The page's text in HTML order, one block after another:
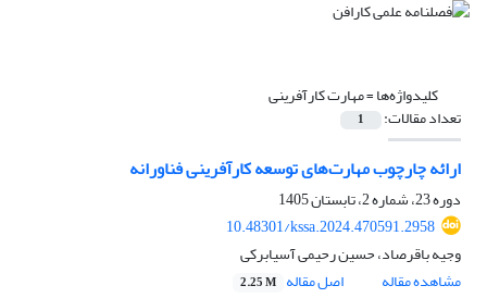
کلیدواژه‌ها =مهارت‌ کارآفرینی
تعداد مقالات: 1
ارائه چارچوب مهارت‌های توسعه کارآفرینی فناورانه
دوره 23، شماره 2، تابستان 1405
10.48301/kssa.2024.470591.2958
وجیه باقرصاد، حسین رحیمی آسیابرکی
مشاهده مقاله
اصل مقاله 2.25 M